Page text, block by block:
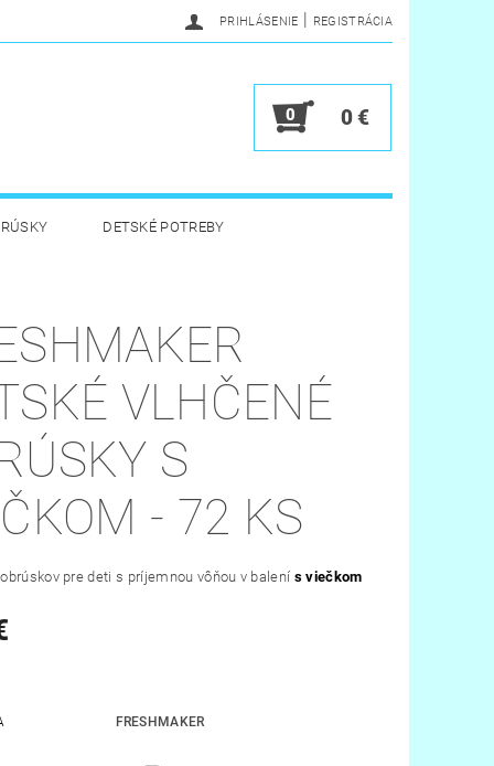
PRIHLÁSENIE | REGISTRÁCIA
0 0 €
DETSKÉ POTREBY
VERNOSTNÝ PROGRAM
VLHČENÉ
S
- 72 KS
pre deti s príjemnou vôňou v balení s viečkom
FRESHMAKER